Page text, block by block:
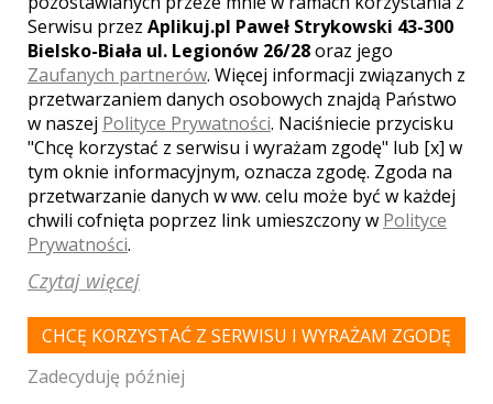
Twoja ocena lokalu:
DODAJ OPINIĘ
Serwisu przez Aplikuj.pl Paweł Strykowski 43-300
Bielsko-Biała ul. Legionów 26/28oraz jego
Zaufanych partnerów. Więcej informacji związanych z
przetwarzaniem danych osobowych znajdą Państwo
w naszej Polityce Prywatności. Naciśniecie przycisku
"Chcę korzystać z serwisu i wyrażam zgodę" lub [x] w
tym oknie informacyjnym, oznacza zgodę. Zgoda na
przetwarzanie danych w ww. celu może być w każdej
chwili cofnięta poprzez link umieszczony w Polityce
Prywatności.
Czytaj więcej
CHCĘ KORZYSTAĆ Z SERWISU I WYRAŻAM ZGODĘ
Zadecyduję później